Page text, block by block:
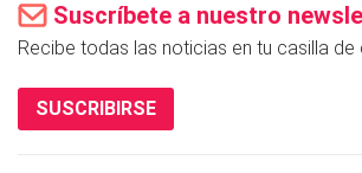
Suscríbete a nuestro
Recibe todas las noticias en tu casilla de
SUSCRIBIRSE